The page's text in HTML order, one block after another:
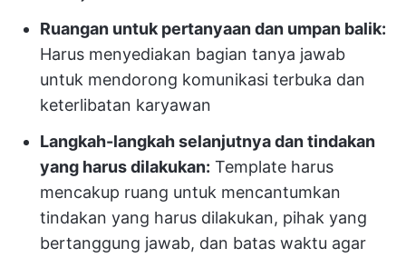
Ruangan untuk pertanyaan dan umpan balik:
Harus menyediakan bagian tanya jawab
untuk mendorong komunikasi terbuka dan
keterlibatan karyawan
Langkah-langkah selanjutnya dan tindakan
yang harus dilakukan: Template harus
mencakup ruang untuk mencantumkan
tindakan yang harus dilakukan, pihak yang
bertanggung jawab, dan batas waktu agar